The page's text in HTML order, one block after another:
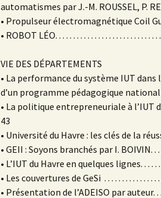
automatismes par J.-M. ROUSSEL, P.
• Propulseur électromagnétique Coil Gun
• ROBOT LÉO. . . . . . . . . . . . . . . . . . . . . . . . . . . . .
VIE DES DÉPARTEMENTS
• La performance du système IUT
d’un programme pédagogique national
• La politique entrepreneuriale à l’IUT
43
• Université du Havre : les clés de la
• GEII : Soyons branchés par I. BOIVIN. . . . . .
• L’IUT du Havre en quelques lignes. . . . . . . .
• Les couvertures de GeSi . . . . . . . . . . . . . . . . .
• Présentation de l’ADEISO par auteur. .